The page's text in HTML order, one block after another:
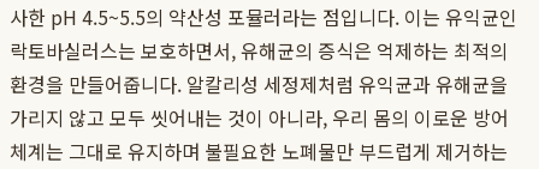
사한 pH 4.5~5.5의 약산성 포뮬러라는 점입니다. 이는 유익균인
락토바실러스는 보호하면서, 유해균의 증식은 억제하는 최적의
환경을 만들어줍니다. 알칼리성 세정제처럼 유익균과 유해균을
가리지 않고 모두 씻어내는 것이 아니라, 우리 몸의 이로운 방어
체계는 그대로 유지하며 불필요한 노폐물만 부드럽게 제거하는